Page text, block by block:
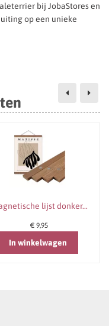
bij JobaStores en
op een unieke
lijst donker...
€ 9,95
In winkelwagen